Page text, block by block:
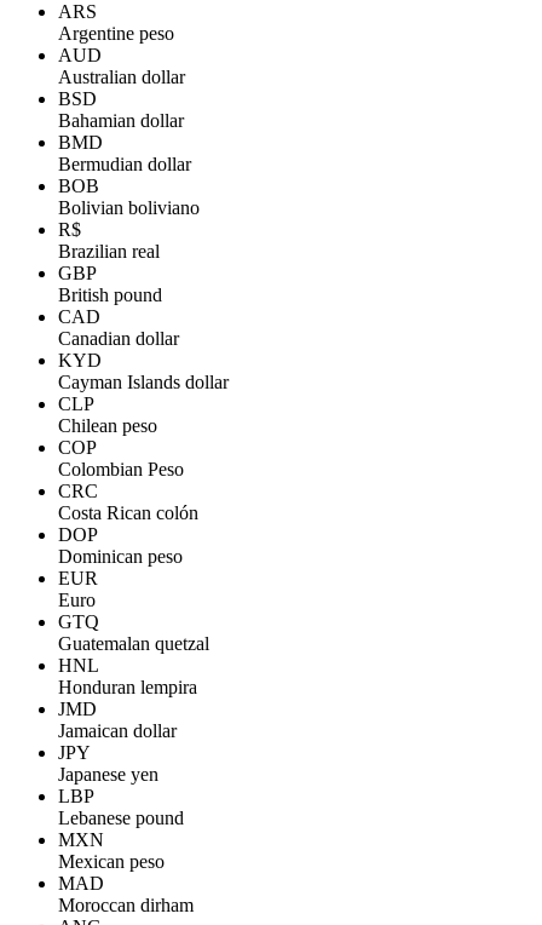
ARS
Argentine peso
AUD
Australian dollar
BSD
Bahamian dollar
BMD
Bermudian dollar
BOB
Bolivian boliviano
R$
Brazilian real
GBP
British pound
CAD
Canadian dollar
KYD
Cayman Islands dollar
CLP
Chilean peso
COP
Colombian Peso
CRC
Costa Rican colón
DOP
Dominican peso
EUR
Euro
GTQ
Guatemalan quetzal
HNL
Honduran lempira
JMD
Jamaican dollar
JPY
Japanese yen
LBP
Lebanese pound
MXN
Mexican peso
MAD
Moroccan dirham